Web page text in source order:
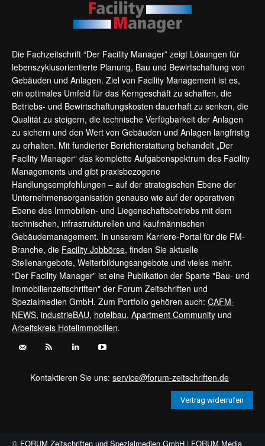
Die Fachzeitschrift “Der Facility Manager” zeigt Lösungen für
lebenszyklusorientierte Planung, Bau und Bewirtschaftung von
Gebäuden und Anlagen. Ziel von Facility Management ist es,
ein optimales Umfeld für das Kerngeschäft zu schaffen, die
Betriebs- und Bewirtschaftungskosten dauerhaft zu senken, die
Qualität zu steigern, die technische Verfügbarkeit der Anlagen
zu sichern und den Wert von Gebäuden und Anlagen langfristig
zu erhalten. Mit fundierter Berichterstattung behandelt „Der
Facility Manager“ das komplette Aufgabenspektrum des Facility
Managements und gibt praxisbezogene
Handlungsempfehlungen – auf der strategischen Ebene der
Unternehmensorganisation genauso wie auf der operativen
Ebene des Immobilien- und Liegenschaftsbetriebs mit dem
technischen, infrastrukturellen und kaufmännischen
Gebäudemanagement. In unserem Karriere-Portal für die FM-
Branche, die Facility Jobbörse, finden Sie aktuelle
Stellenangebote, Weiterbildungsangebote und vieles mehr.
“Der Facility Manager” ist eine Publikation der Sparte "Bau- und
Immobilienzeitschriften" der Forum Zeitschriften und
Spezialmedien GmbH. Zum Portfolio gehören auch: CAFM-
NEWS, industrieBAU, hotelbau, Apartment Community und
Arbeitskreis Hotelimmobilien.
Kontaktieren Sie uns:service@forum-zeitschriften.de
Vertrag widerrufen
© FORUM Zeitschriften und Spezialmedien GmbH | FORUM Media